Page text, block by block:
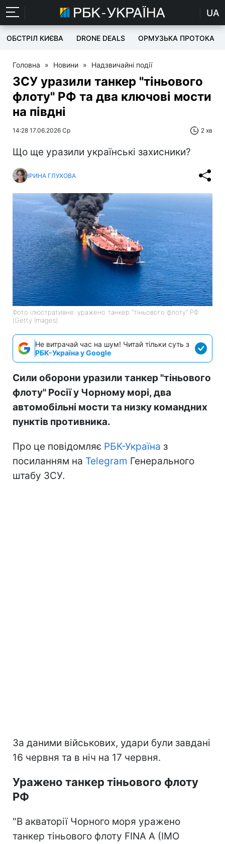
UA
ОБСТРІЛ КИЄВА DRONE DEALS ОРМУЗЬКА ПРОТОКА
Головна » Новини » Надзвичайні події
ЗСУ уразили танкер "тіньового
флоту" РФ та два ключові мости
на півдні
14:28 17.06.2026 Ср 2 хв
Що ще уразили українські захисники?
ІРИНА ГЛУХОВА
Фото ілюстративне: уражено танкер "тіньового флоту" РФ
(Getty Images)
Не витрачай час на шум! Читай тільки суть з
РБК-Україна у Google
Сили оборони уразили танкер "тіньового
флоту" Росії у Чорному морі, два
автомобільні мости та низку командних
пунктів противника.
Про це повідомляє РБК-Україна з
посиланням на Telegram Генерального
штабу ЗСУ.
За даними військових, удари були завдані
16 червня та в ніч на 17 червня.
Уражено танкер тіньового флоту
РФ
"В акваторії Чорного моря уражено
танкер тіньового флоту FINA A (IMO